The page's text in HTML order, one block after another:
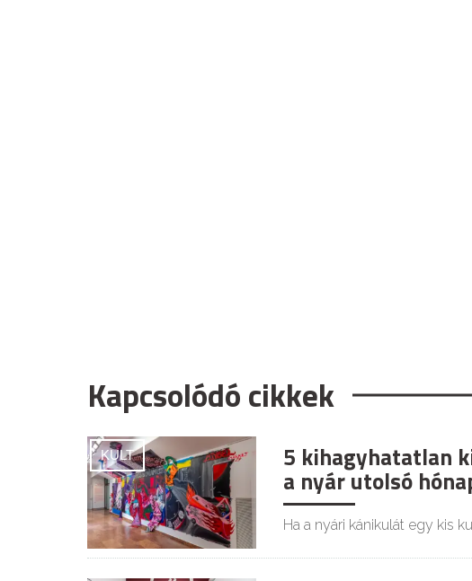
Kapcsolódó cikkek
KULT 5 kihagyhatatlan
a nyár utolsó
Ha a nyári kánikulát egy kis